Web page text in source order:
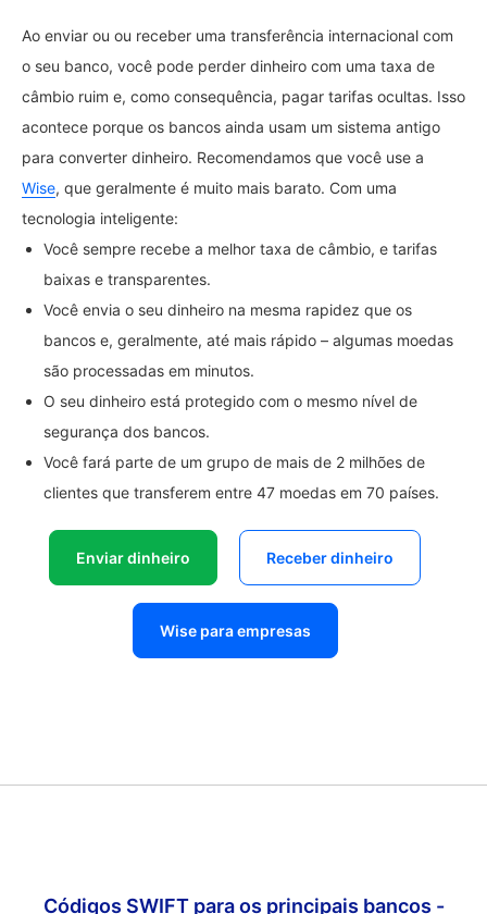
Ao enviar ou ou receber uma transferência internacional com
o seu banco, você pode perder dinheiro com uma taxa de
câmbio ruim e, como consequência, pagar tarifas ocultas. Isso
acontece porque os bancos ainda usam um sistema antigo
para converter dinheiro. Recomendamos que você use a
Wise, que geralmente é muito mais barato. Com uma
tecnologia inteligente:
Você sempre recebe a melhor taxa de câmbio, e tarifas
baixas e transparentes.
Você envia o seu dinheiro na mesma rapidez que os
bancos e, geralmente, até mais rápido – algumas moedas
são processadas em minutos.
O seu dinheiro está protegido com o mesmo nível de
segurança dos bancos.
Você fará parte de um grupo de mais de 2 milhões de
clientes que transferem entre 47 moedas em 70 países.
Enviar dinheiro Receber dinheiro
Wise para empresas
Códigos SWIFT para os principais bancos -